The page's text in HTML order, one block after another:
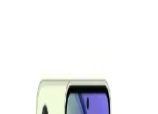
Samsung Galaxy S23 ve
Performans, Tasarım ve